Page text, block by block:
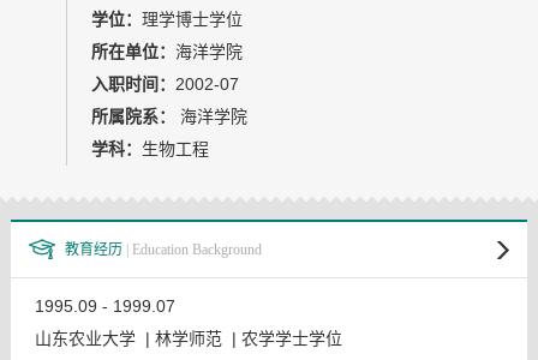
教师博客
学位： 理学博士学位
所在单位： 海洋学院
入职时间： 2002-07
所属院系：
海洋学院
学科： 生物工程
教育经历 | Education Background
1995.09 - 1999.07
山东农业大学 | 林学师范 | 农学学士学位